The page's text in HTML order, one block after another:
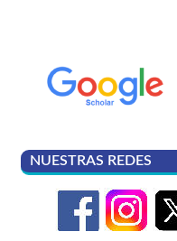
NUESTRAS REDES